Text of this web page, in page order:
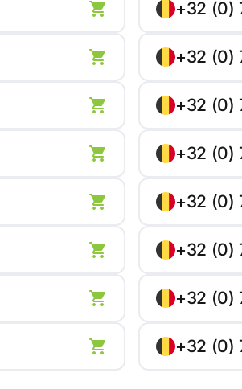
+32 (0)
+32 (0)
+32 (0)
+32 (0)
+32 (0)
+32 (0)
+32 (0)
+32 (0)